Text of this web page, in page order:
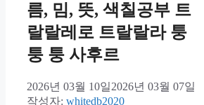
름, 밈, 뜻, 색칠공부 트
랄랄레로 트랄랄라 퉁
퉁 퉁 사후르
2026년 03월 10일2026년 03월 07일
작성자: whitedb2020